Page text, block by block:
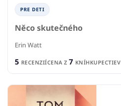
PRE DETI
Něco skutečného
Erin Watt
5 RECENZIÍCENA Z 7 KNÍHKUPECTIEV